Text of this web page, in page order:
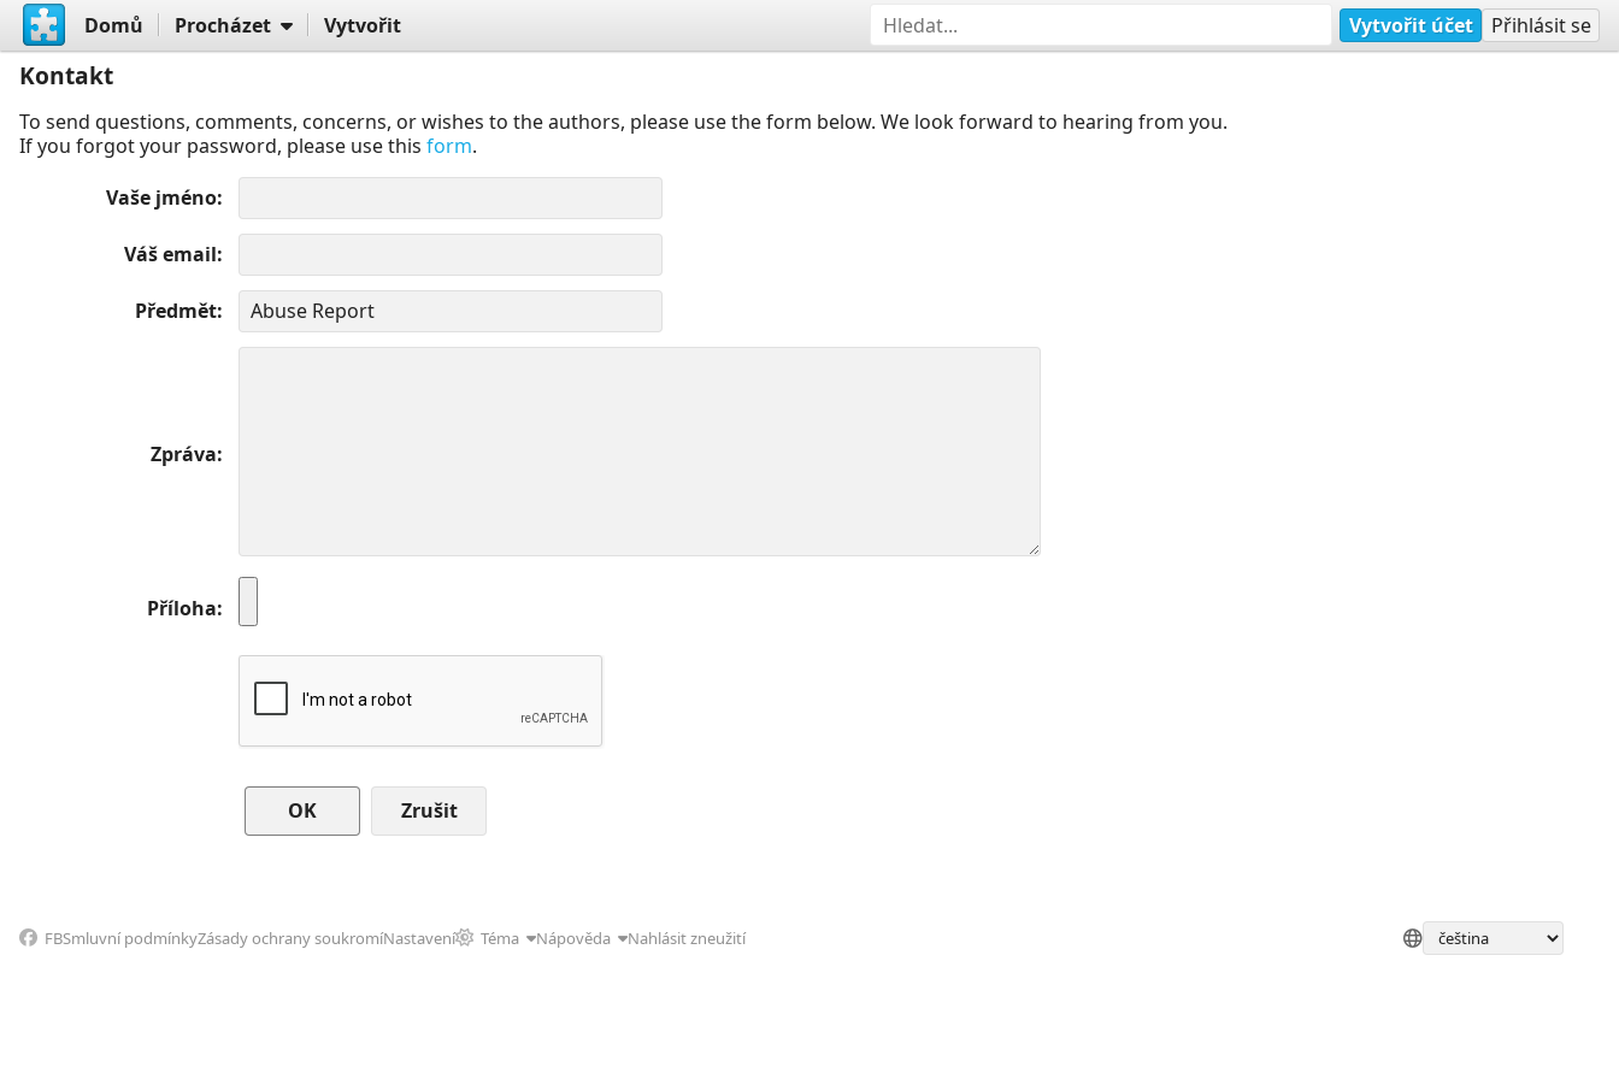
Domů Procházet Vytvořit Vytvořit účet Přihlásit se
Kontakt
To send questions, comments, concerns, or wishes to the authors, please use the form below. We look forward to hearing from you.
If you forgot your password, please use this form.
Vaše jméno
Váš email
Předmět
Zpráva
Příloha
Zrušit
FBSmluvní podmínkyZásady ochrany soukromíNastavení Téma Nápověda Nahlásit zneužití